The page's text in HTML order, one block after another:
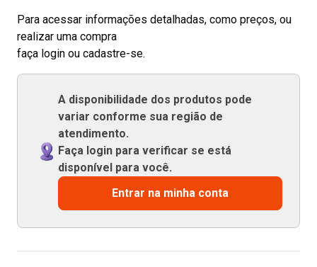
Para acessar informações detalhadas, como preços, ou
realizar uma compra
faça login ou cadastre-se.
A disponibilidade dos produtos pode
variar conforme sua região de
atendimento.
Faça login para verificar se está
disponível para você.
Entrar na minha conta